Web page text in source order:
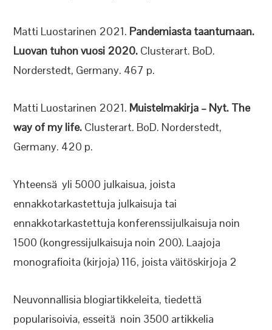
Matti Luostarinen 2021. Pandemiasta taantumaan.
Luovan tuhon vuosi 2020. Clusterart. BoD.
Norderstedt, Germany. 467 p.
Matti Luostarinen 2021. Muistelmakirja – Nyt. The
way of my life. Clusterart. BoD. Norderstedt,
Germany. 420 p.
Yhteensä yli 5000 julkaisua, joista
ennakkotarkastettuja julkaisuja tai
ennakkotarkastettuja konferenssijulkaisuja noin
1500 (kongressijulkaisuja noin 200). Laajoja
monografioita (kirjoja) 116, joista väitöskirjoja 2
Neuvonnallisia blogiartikkeleita, tiedettä
popularisoivia, esseitä noin 3500 artikkelia